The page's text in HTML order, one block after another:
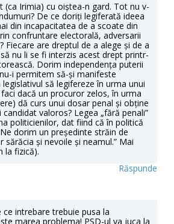
(ca Irimia) cu oiștea-n gard. Tot nu v-
De ce doriți legiferată ideea
din incapacitatea de a scoate din
confruntare electorală, adversarii
Fiecare are dreptul de a alege și de a
nu li se fi interzis acest drept printr-
Dorim independența puterii
i permitem să-și manifeste
să legifereze în urma unui
dacă un procuror zelos, în urma
dă curs unui dosar penal și obține
valoros? Legea „fără penali”
politicienilor, dat fiind că în politică
dorim un președinte străin de
sărăcia și nevoile și neamul.” Mai
la fizică).
Răspunde
intrebare trebuie pusa la
marea problema! PSD-ul va juca la